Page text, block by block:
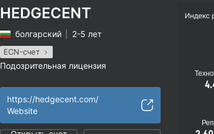
HEDGECENT
болгарский 2-5 лет
ECN-счет
Подозрительная лицензия
https://hedgecent.com/
Website
Индекс